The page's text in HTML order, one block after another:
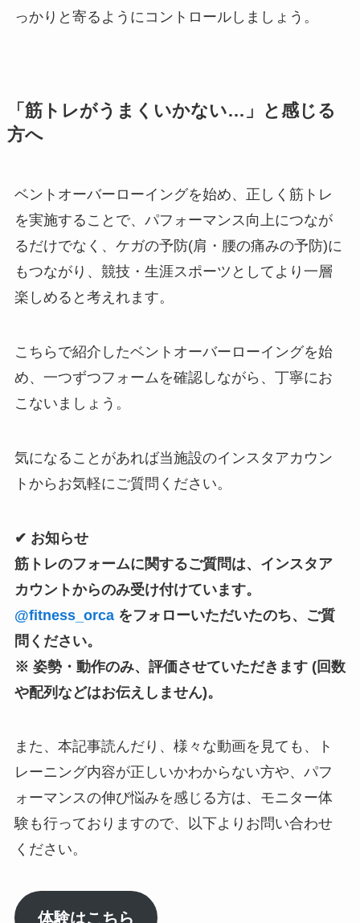
っかりと寄るようにコントロールしましょう。
「筋トレがうまくいかない…」と感じる
方へ
ベントオーバーローイングを始め、正しく筋トレ
を実施することで、パフォーマンス向上につなが
るだけでなく、ケガの予防(肩・腰の痛みの予防)に
もつながり、競技・生涯スポーツとしてより一層
楽しめると考えれます。
こちらで紹介したベントオーバーローイングを始
め、一つずつフォームを確認しながら、丁寧にお
こないましょう。
気になることがあれば当施設のインスタアカウン
トからお気軽にご質問ください。
✔︎ お知らせ
筋トレのフォームに関するご質問は、インスタア
カウントからのみ受け付けています。
@fitness_orca をフォローいただいたのち、ご質
問ください。
※ 姿勢・動作のみ、評価させていただきます (回数
や配列などはお伝えしません)。
また、本記事読んだり、様々な動画を見ても、ト
レーニング内容が正しいかわからない方や、パフ
ォーマンスの伸び悩みを感じる方は、モニター体
験も行っておりますので、以下よりお問い合わせ
ください。
体験はこちら